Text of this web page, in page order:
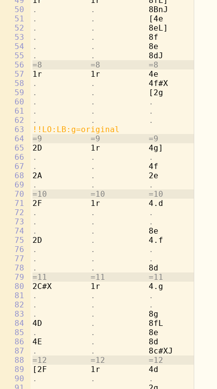
50
51
52
53
54
55
56
57
58
59
60
61
62
63
64
65
66
67
68
69
70
71
72
73
74
75
76
77
78
79
80
81
82
83
84
85
86
87
88
89
90
.           . 8BnJ
.           .
[4e
.           . 8eL]        4a
.           . 8f
.           . 8e
.           . 8dJ
=8          =8          =8          =8
1r          1r          4e
.           . 4f#X
.           .
[2g
.           .           .
.           .           .
.           .           .
!!LO:LB:g=original
=9          =9          =9          =9
2D          1r          4g]
.           .           .
.           . 4f
2A
. 2e
.           .           .
=10         =10         =10
2F          1r          4.d
.           .           .
.           .           .
.           . 8e
2D
. 4.f
.           .           .
.           .           .
.           . 8d
=11         =11         =11
2C#X        1r          4.g
.           .           .
.           .           .
.           . 8g
4D
. 8fL
.           . 8e
4E
. 8d
.           . 8c#XJ
=12         =12         =12
[2F         1r          4d
.           .           .